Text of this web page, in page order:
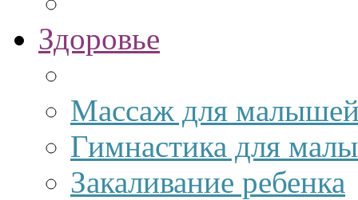
Здоровье
Массаж для
Гимнастика для
Закаливание ребенка